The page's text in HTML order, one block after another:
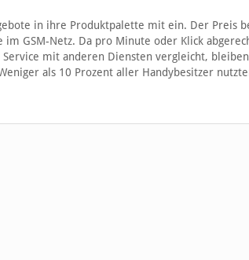
in ihre Produktpalette mit ein. Der Preis
GSM-Netz. Da pro Minute oder Klick
mit anderen Diensten vergleicht,
als 10 Prozent aller Handybesitzer